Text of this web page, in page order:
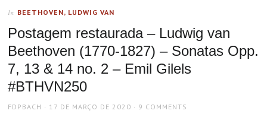
In BEETHOVEN, LUDWIG VAN
Postagem restaurada – Ludwig van
Beethoven (1770-1827) – Sonatas Opp.
7, 13 & 14 no. 2 – Emil Gilels
#BTHVN250
AUTHOR
FDPBACH
POSTED
17 DE MARÇO DE 2020 9 COMMENTS